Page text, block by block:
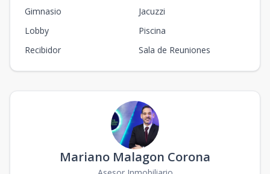
Gimnasio
Jacuzzi
Lobby
Piscina
Recibidor
Sala de Reuniones
Mariano Malagon Corona